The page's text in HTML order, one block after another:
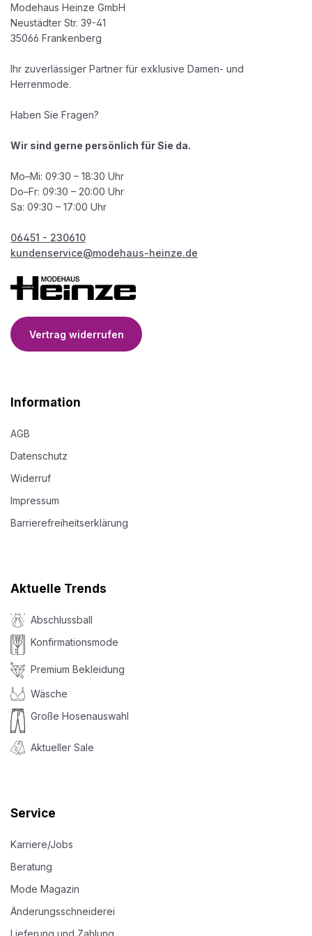
Modehaus Heinze GmbH
Neustädter Str. 39-41
35066 Frankenberg
Ihr zuverlässiger Partner für exklusive Damen- und
Herrenmode.
Haben Sie Fragen?
Wir sind gerne persönlich für Sie da.
Mo–Mi: 09:30 – 18:30 Uhr
Do–Fr: 09:30 – 20:00 Uhr
Sa: 09:30 – 17:00 Uhr
06451 - 230610
kundenservice@modehaus-heinze.de
Vertrag widerrufen
Information
AGB
Datenschutz
Widerruf
Impressum
Barrierefreiheitserklärung
Aktuelle Trends
Abschlussball
Konfirmationsmode
Premium Bekleidung
Wäsche
Große Hosenauswahl
Aktueller Sale
Service
Karriere/Jobs
Beratung
Mode Magazin
Änderungsschneiderei